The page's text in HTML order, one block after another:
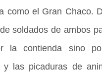
como el Gran Chaco.
soldados de ambos
la contienda sino
y las picaduras de